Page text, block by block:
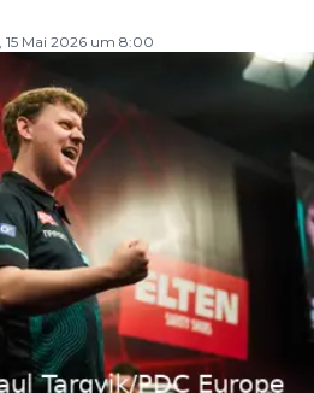
15 Mai 2026 um 8:00